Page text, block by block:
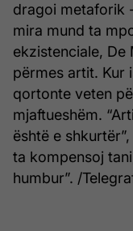
dragoi metaforik
mira mund ta
ekzistenciale, De
përmes artit. Kur
qortonte veten
mjaftueshëm.
është e
ta kompensoj
humbur”. /